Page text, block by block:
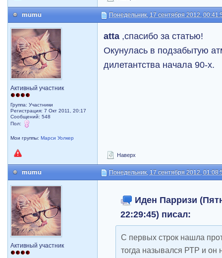
mumu Понедельник, 17 сентября 2012,
Активный участник
Группа: Участники
Регистрация: 7 Окт 2011, 20:17
Сообщений: 548
Пол:
Мои группы:Марси Уолкер
atta ,спасибо за статью!
Окунулась в подзабытую
дилетантства начала 90-х.
Наверх
mumu Понедельник, 17 сентября 2012,
Активный участник
Иден Парризи
22:29:45) писал:
С первых строк нашла
тогда назывался РТР и он